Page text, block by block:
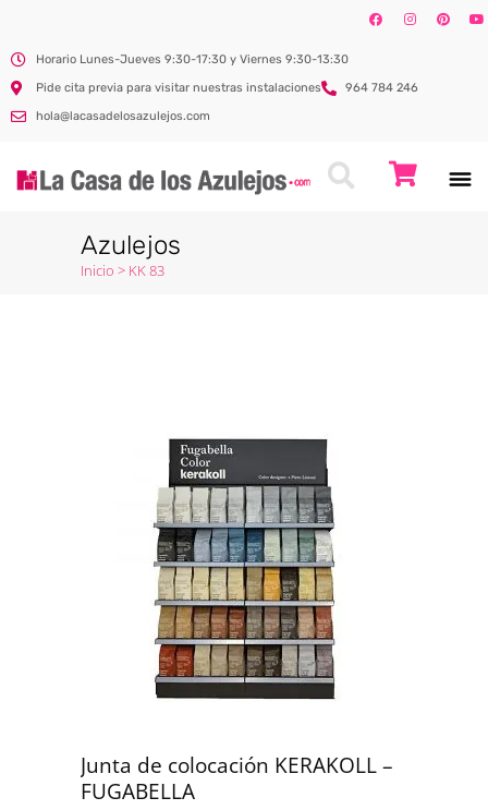
Horario Lunes-Jueves 9:30-17:30 y Viernes 9:30-13:30
Pide cita previa para visitar nuestras instalaciones
964 784 246
hola@lacasadelosazulejos.com
Azulejos
Inicio > KK 83
Junta de colocación KERAKOLL –
FUGABELLA